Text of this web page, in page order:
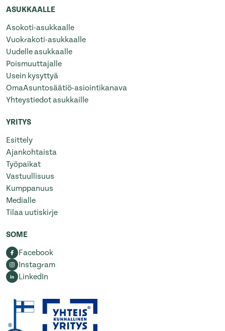
ASUKKAALLE
Asokoti-asukkaalle
Vuokrakoti-asukkaalle
Uudelle asukkaalle
Poismuuttajalle
Usein kysyttyä
OmaAsuntosäätiö-asiointikanava
Yhteystiedot asukkaille
YRITYS
Esittely
Ajankohtaista
Työpaikat
Vastuullisuus
Kumppanuus
Medialle
Tilaa uutiskirje
SOME
Facebook
Instagram
LinkedIn